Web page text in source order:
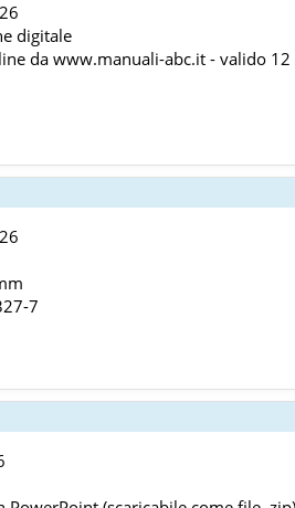
digitale
da www.manuali-abc.it - valido
7